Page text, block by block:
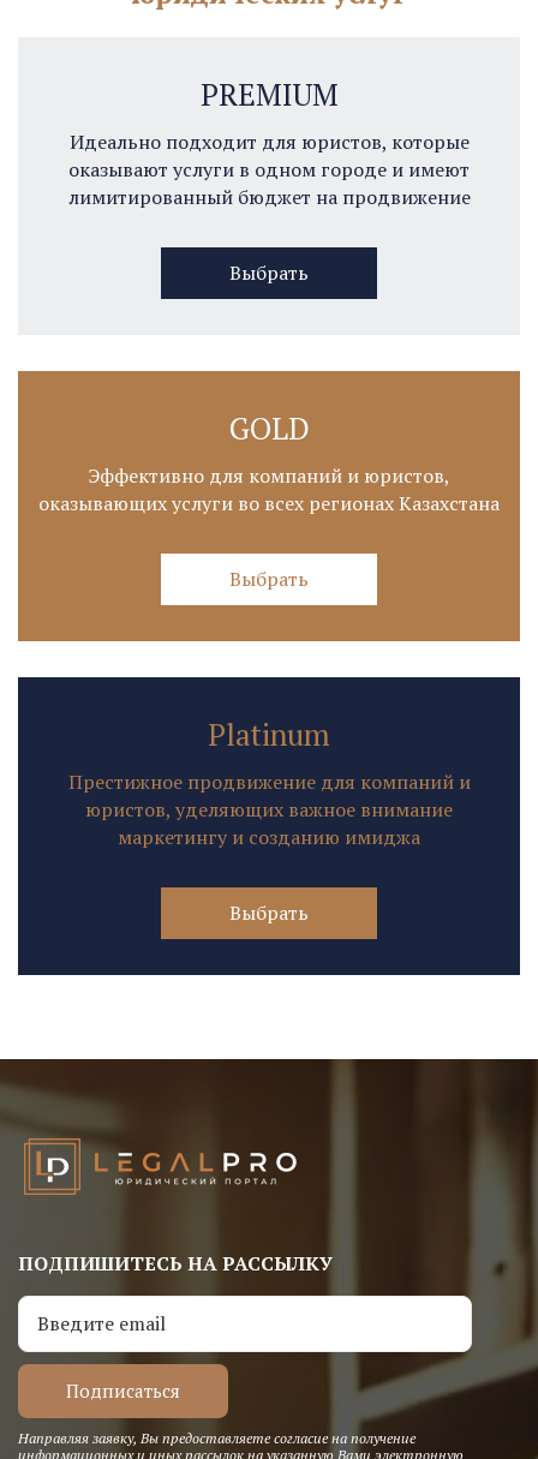
PREMIUM
Идеально подходит для юристов, которые
оказывают услуги в одном городе и имеют
лимитированный бюджет на продвижение
Выбрать
GOLD
Эффективно для компаний и юристов,
оказывающих услуги во всех регионах Казахстана
Выбрать
Platinum
Престижное продвижение для компаний и
юристов, уделяющих важное внимание
маркетингу и созданию имиджа
Выбрать
ПОДПИШИТЕСЬ НА РАССЫЛКУ
Направляя заявку, Вы предоставляете согласие на получение
информационных и иных рассылок на указанную Вами электронную